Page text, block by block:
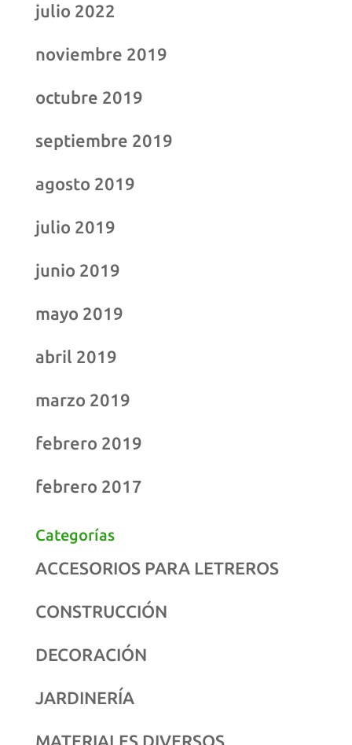
julio 2022
noviembre 2019
octubre 2019
septiembre 2019
agosto 2019
julio 2019
junio 2019
mayo 2019
abril 2019
marzo 2019
febrero 2019
febrero 2017
Categorías
ACCESORIOS PARA LETREROS
CONSTRUCCIÓN
DECORACIÓN
JARDINERÍA
MATERIALES DIVERSOS